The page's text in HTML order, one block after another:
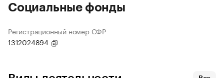
Социальные фонды
Регистрационный номер СФР
1312024894